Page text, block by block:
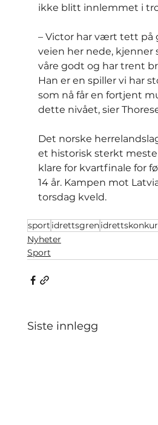
ikke blitt innlemmet i
– Victor har vært tett på
veien her nede, kjenner
våre godt og har trent
Han er en spiller vi har
som nå får en fortjent
dette nivået, sier
Det norske
et historisk sterkt
klare for kvartfinale for
14 år. Kampen mot
torsdag kveld.
sport idrettsgren
Nyheter
Sport
Siste innlegg